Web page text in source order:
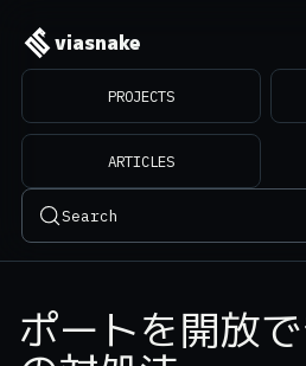
viasnake
PROJECTS
ARTICLES
Search
ポートを開放